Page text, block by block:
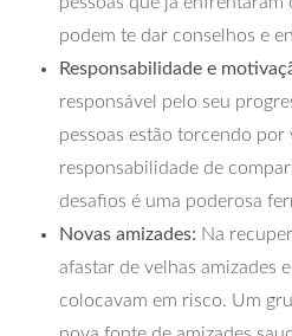
podem te dar conselhos e
Responsabilidade e
responsável pelo seu
pessoas estão torcendo por
responsabilidade de
desafios é uma poderosa
Novas amizades: Na
afastar de velhas amizades
colocavam em risco. Um